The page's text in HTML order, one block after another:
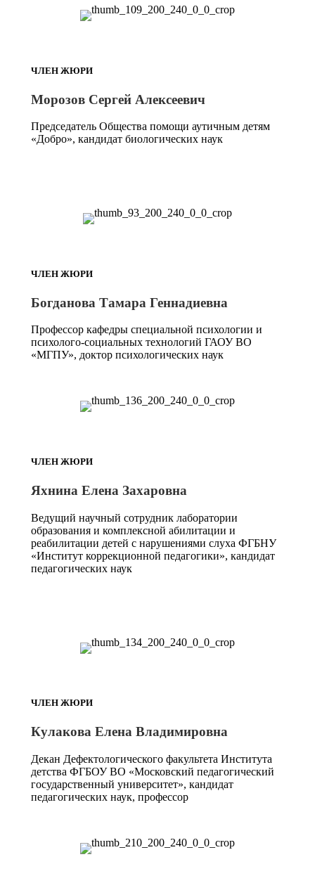
ЧЛЕН ЖЮРИ
Морозов Сергей Алексеевич
Председатель Общества помощи аутичным детям
«Добро», кандидат биологических наук
ЧЛЕН ЖЮРИ
Богданова Тамара Геннадиевна
Профессор кафедры специальной психологии и
психолого-социальных технологий ГАОУ ВО
«МГПУ», доктор психологических наук
ЧЛЕН ЖЮРИ
Яхнина Елена Захаровна
Ведущий научный сотрудник лаборатории
образования и комплексной абилитации и
реабилитации детей с нарушениями слуха ФГБНУ
«Институт коррекционной педагогики», кандидат
педагогических наук
ЧЛЕН ЖЮРИ
Кулакова Елена Владимировна
Декан Дефектологического факультета Института
детства ФГБОУ ВО «Московский педагогический
государственный университет», кандидат
педагогических наук, профессор